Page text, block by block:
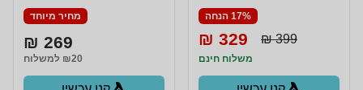
17% הנחה
399 ₪
329 ₪
משלוח חינם
מחיר מיוחד
269 ₪
₪20 למשלוח